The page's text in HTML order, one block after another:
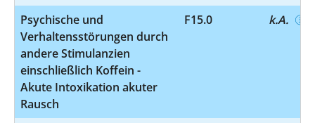
Psychische und
Verhaltensstörungen durch
andere Stimulanzien
einschließlich Koffein -
Akute Intoxikation akuter
Rausch
F15.0 k.A.